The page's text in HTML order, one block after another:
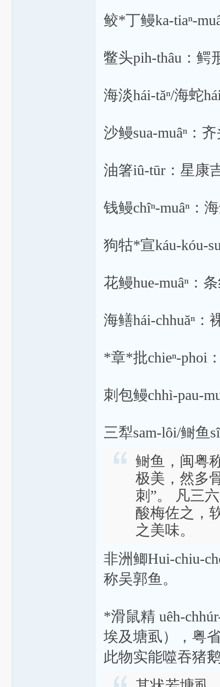
鲛*丁鳗ka-tiaⁿ-
鳖头pih-thâu：鳄
海淡hái-tăⁿ/海蛇
沙鳗sua-muâⁿ：
油箸iû-tūr：星康
钱鳗chîⁿ-muâⁿ：
狗牯*宣káu-kóu-
花鳗hue-muâⁿ：
海鳝hái-chhuăⁿ
*章*批chieⁿ-phoi
刺包鳗chhì-pau-
三犁sam-lôi/鲥鱼
鲥鱼，闽粤
极美，然多
刺”。 凡三
酸梅佐之，
之美味。
非洲鲫Hui-chiu-
称吴郭鱼。
*滑鼠精 uêh-
埃及塘虱），粤
此物实能噬吞猪